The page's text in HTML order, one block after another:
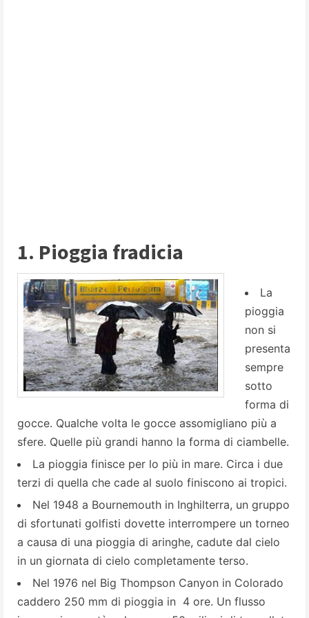
1. Pioggia fradicia
La
pioggia
non si
presenta
sempre
sotto
forma di
gocce. Qualche volta le gocce assomigliano più a
sfere. Quelle più grandi hanno la forma di ciambelle.
La pioggia finisce per lo più in mare. Circa i due
terzi di quella che cade al suolo finiscono ai tropici.
Nel 1948 a Bournemouth in Inghilterra, un gruppo
di sfortunati golfisti dovette interrompere un torneo
a causa di una pioggia di aringhe, cadute dal cielo
in un giornata di cielo completamente terso.
Nel 1976 nel Big Thompson Canyon in Colorado
caddero 250 mm di pioggia in 4 ore. Un flusso